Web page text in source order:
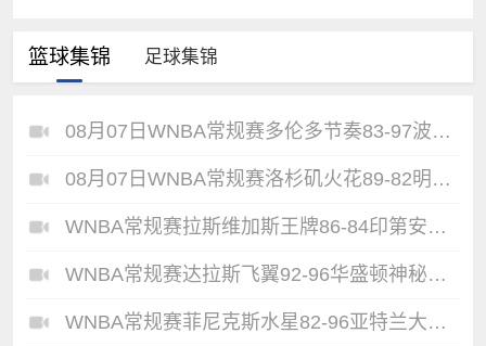
篮球集锦 足球集锦
08月07日WNBA常规赛多伦多节奏83-97波特兰火焰集锦
08月07日WNBA常规赛洛杉矶火花89-82明尼苏达山猫全场集锦
WNBA常规赛拉斯维加斯王牌86-84印第安纳狂热全场集锦
WNBA常规赛达拉斯飞翼92-96华盛顿神秘人全场集锦
WNBA常规赛菲尼克斯水星82-96亚特兰大梦想全场集锦